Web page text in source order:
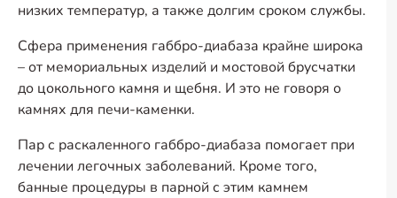
низких температур, а также долгим сроком службы.
Сфера применения габбро-диабаза крайне широка
– от мемориальных изделий и мостовой брусчатки
до цокольного камня и щебня. И это не говоря о
камнях для печи-каменки.
Пар с раскаленного габбро-диабаза помогает при
лечении легочных заболеваний. Кроме того,
банные процедуры в парной с этим камнем